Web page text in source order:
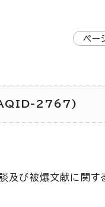
ペー
FAQID-2767)
び被爆文献に関す